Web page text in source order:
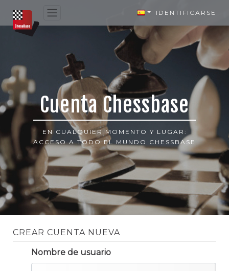
IDENTIFICARSE
Cuenta Chessbase
EN CUALQUIER MOMENTO Y LUGAR:
ACCESO A TODO EL MUNDO CHESSBASE
CREAR CUENTA NUEVA
Nombre de usuario